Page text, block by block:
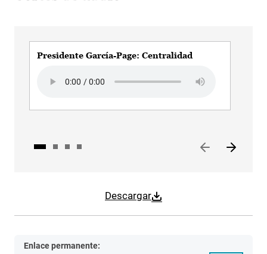
Descargar
Presidente García-Page: Centralidad
Enlace permanente: